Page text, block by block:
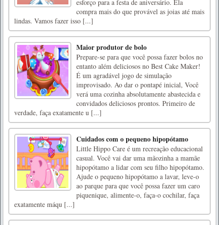
esforço para a festa de aniversário. Ela
compra mais do que provável as joias até mais
lindas. Vamos fazer isso [...]
Maior produtor de bolo
Prepare-se para que você possa fazer bolos no
entanto além deliciosos no Best Cake Maker!
É um agradável jogo de simulação
improvisado. Ao dar o pontapé inicial, Você
verá uma cozinha absolutamente abastecida e
convidados deliciosos prontos. Primeiro de
verdade, faça exatamente u [...]
Cuidados com o pequeno hipopótamo
Little Hippo Care é um recreação educacional
casual. Você vai dar uma mãozinha a mamãe
hipopótamo a lidar com seu filho hipopótamo.
Ajude o pequeno hipopótamo a lavar, leve-o
ao parque para que você possa fazer um caro
piquenique, alimente-o, faça-o cochilar, faça
exatamente máqu [...]